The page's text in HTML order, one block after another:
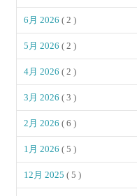
6月 2026( 2 )
5月 2026( 2 )
4月 2026( 2 )
3月 2026( 3 )
2月 2026( 6 )
1月 2026( 5 )
12月 2025( 5 )